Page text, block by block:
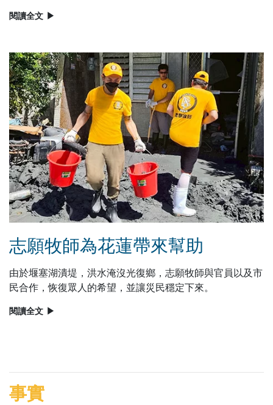
閱讀全文 ▶
志願牧師為花蓮帶來幫助
由於堰塞湖潰堤，洪水淹沒光復鄉，志願牧師與官員以及市
民合作，恢復眾人的希望，並讓災民穩定下來。
閱讀全文 ▶
事實